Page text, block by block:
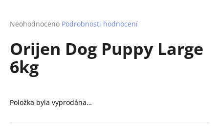
Průměrné
produktu
je
0,0
z
Neohodnoceno Podrobnosti hodnocení
Orijen Dog Puppy Large
6kg
Položka byla vyprodána…
j
t
?